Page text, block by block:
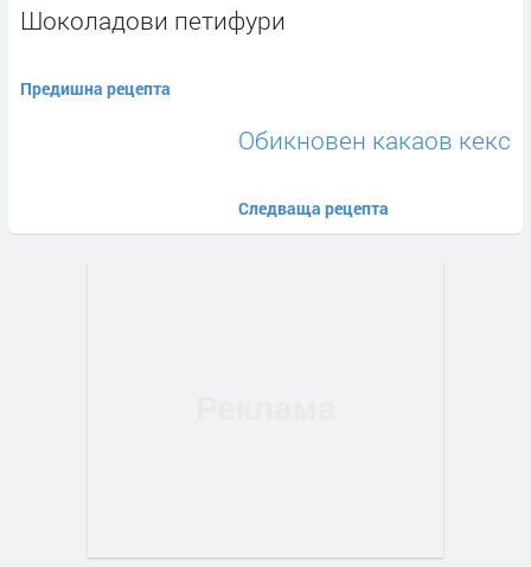
Шоколадови петифури
Предишна рецепта
Обикновен какаов кекс
Следваща рецепта